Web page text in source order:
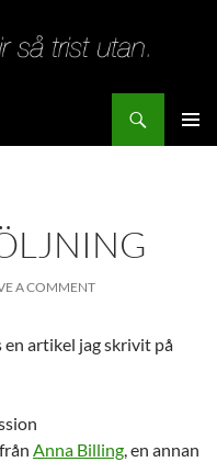
A COMMENT
en artikel jag skrivit på
Anna Billing, en annan